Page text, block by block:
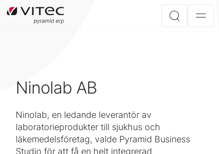
Ninolab AB
Ninolab, en ledande leverantör av
laboratorieprodukter till sjukhus och
läkemedelsföretag, valde Pyramid Business
Studio för att få en helt integrerad